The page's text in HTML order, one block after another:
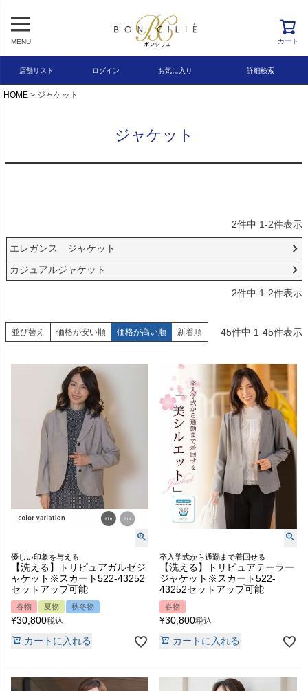
MENU カート
店舗リスト ログイン お気に入り 詳細検索
検索
HOME ジャケット
ジャケット
2件中 1-2件表示
エレガンス ジャケット
カジュアルジャケット
2件中 1-2件表示
並び替え 価格が安い順 価格が高い順 新着順 45件中 1-45件表示
優しい印象を与える
【洗える】トリピュアガルゼジ
ャケット※スカート522-43252
セットアップ可能
春物 夏物 秋冬物
¥30,800税込
カートに入れる
卒入学式から通勤まで着回せる
【洗える】トリピュアテーラー
ジャケット※スカート522-
43252セットアップ可能
春物
¥30,800税込
カートに入れる